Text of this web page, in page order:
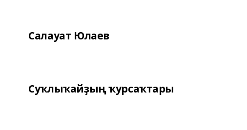
Салауат Юлаев
Суҡлыҡайҙың ҡурсаҡтары